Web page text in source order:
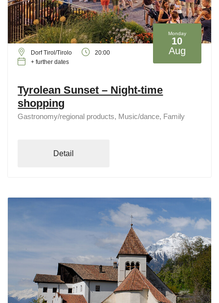
Monday
10
Aug
Dorf Tirol/Tirolo
20:00
+ further dates
Tyrolean Sunset – Night-time
shopping
Gastronomy/regional products, Music/dance, Family
Detail